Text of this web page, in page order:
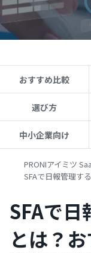
おすすめ比較
選び方
中小企業向け
PRONIアイミツ
SFAで日報管理す
SFAで日
とは？